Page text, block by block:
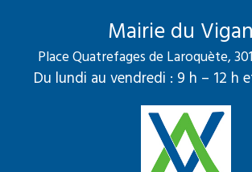
Mairie du Vigan
Place Quatrefages de Laroquète,
Du lundi au vendredi : 9 h – 12 h